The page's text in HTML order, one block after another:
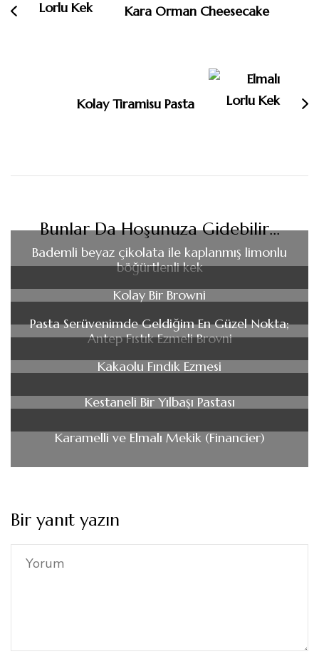
Kara Orman Cheesecake
Kolay Tiramisu Pasta
Bunlar Da Hoşunuza Gidebilir...
Bademli beyaz çikolata ile kaplanmış limonlu
böğürtlenli kek
Kolay Bir Browni
Pasta Serüvenimde Geldiğim En Güzel Nokta;
Antep Fıstık Ezmeli Brovni
Kakaolu Fındık Ezmesi
Kestaneli Bir Yılbaşı Pastası
Karamelli ve Elmalı Mekik (Financier)
Bir yanıt yazın